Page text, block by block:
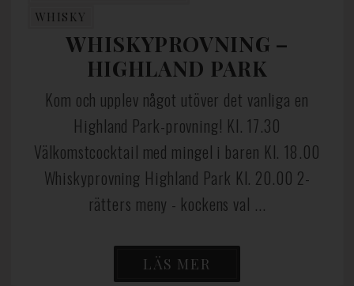
WHISKY
WHISKYPROVNING –
HIGHLAND PARK
Kom och upplev något utöver det vanliga en
Highland Park-provning! Kl. 17.30
Välkomstcocktail med mingel i baren Kl. 18.00
Whiskyprovning Highland Park Kl. 20.00 2-
rätters meny - kockens val ...
LÄS MER